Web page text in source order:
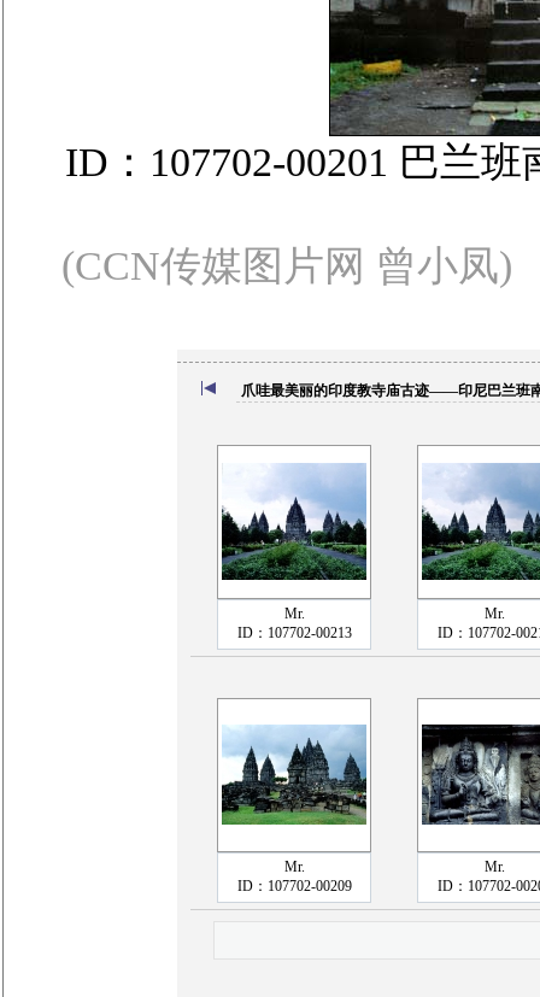
ID：107702-00201 巴
(CCN传媒图片网 曾小凤)
爪哇最美丽的印度教寺庙古迹——印尼巴兰班
Mr.
ID：107702-00213
Mr.
ID：107702-
Mr.
ID：107702-00209
Mr.
ID：107702-